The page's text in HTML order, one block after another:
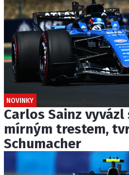
NOVINKY
Carlos Sainz
mírným trestem,
Schumacher